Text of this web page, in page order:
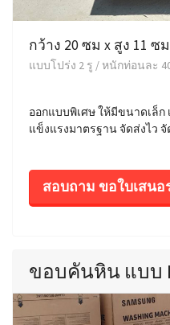
กว้าง 20 ซม x สูง 11 ซ
แบบโปร่ง 2 รู / หนักท่อนละ
ออกแบบพิเศษ ให้มีขนาดเล็
แข็งแรงมาตรฐาน จัดส่งไว
สอบถาม ขอใบเสนอ
ขอบคันหิน แบบ